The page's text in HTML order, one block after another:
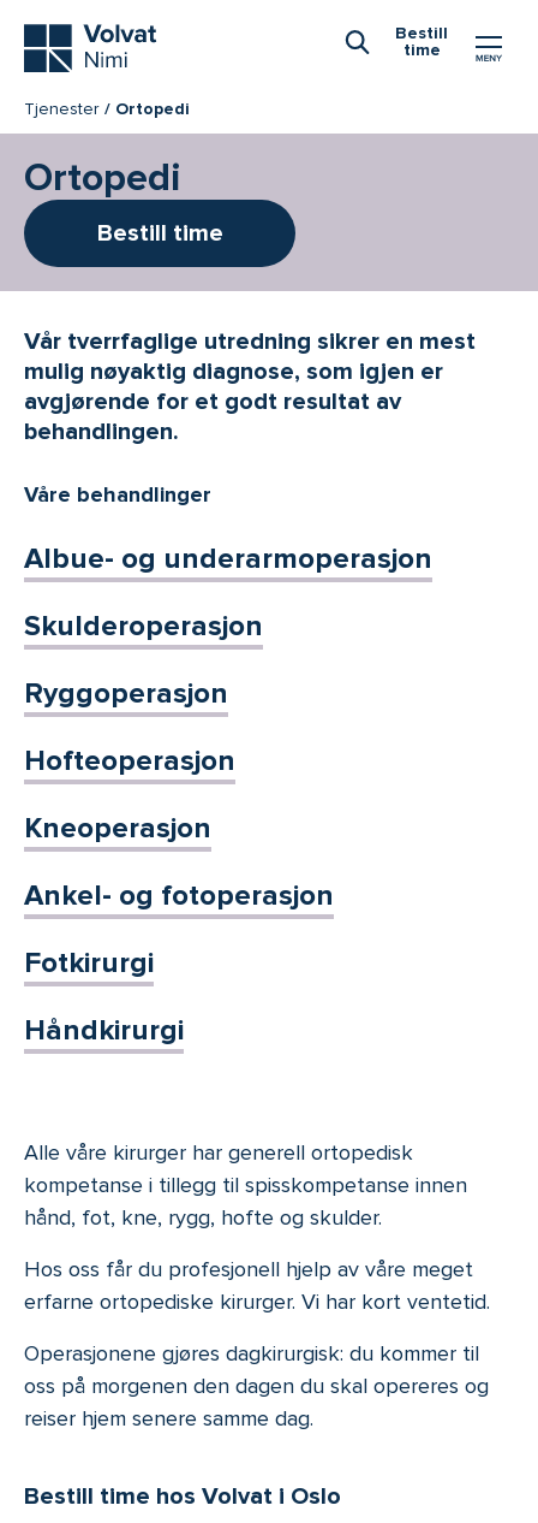
Bestill
time
Tjenester Ortopedi
Ortopedi
Bestill time
Vår tverrfaglige utredning sikrer en mest
mulig nøyaktig diagnose, som igjen er
avgjørende for et godt resultat av
behandlingen.
Våre behandlinger
Albue- og underarmoperasjon
Skulderoperasjon
Ryggoperasjon
Hofteoperasjon
Kneoperasjon
Ankel- og fotoperasjon
Fotkirurgi
Håndkirurgi
Alle våre kirurger har generell ortopedisk
kompetanse i tillegg til spisskompetanse innen
hånd, fot, kne, rygg, hofte og skulder.
Hos oss får du profesjonell hjelp av våre meget
erfarne ortopediske kirurger. Vi har kort ventetid.
Operasjonene gjøres dagkirurgisk: du kommer til
oss på morgenen den dagen du skal opereres og
reiser hjem senere samme dag.
Bestill time hos Volvat i Oslo